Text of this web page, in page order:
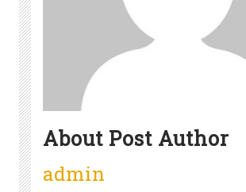
About Post Author
admin